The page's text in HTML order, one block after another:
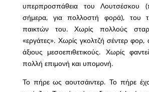
υπερπροσπάθεια του Λουτσέσκου
σήμερα, για πολλοστή φορά), του
παικτών του. Χωρίς πολλούς
«εργάτες». Χωρίς γκολτζή σέντερ
άξιους μεσοεπιθετικούς. Χωρίς
πολλή επιμονή και υπομονή.
Το πήρε ως αουτσάιντερ. Το πήρε